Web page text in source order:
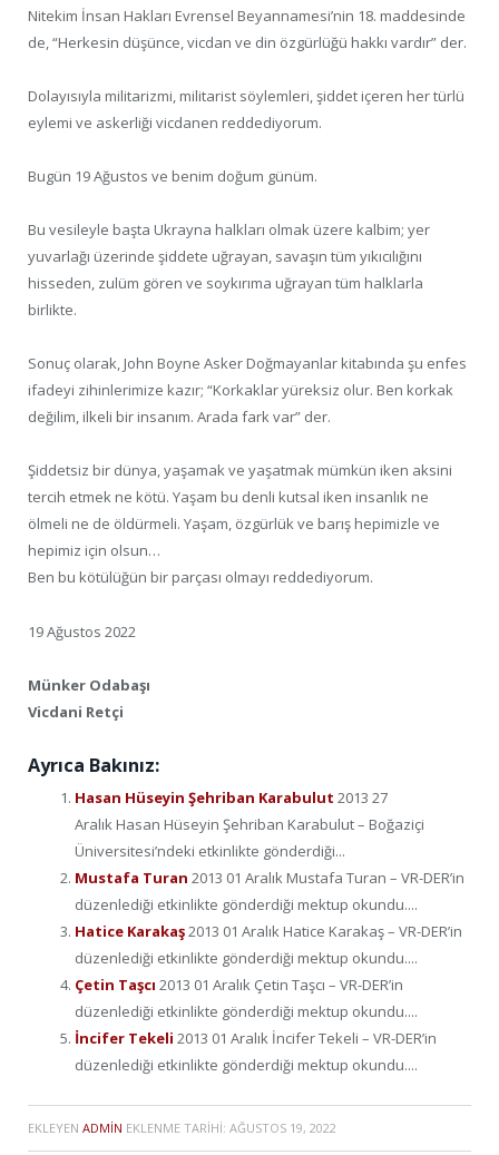
Nitekim İnsan Hakları Evrensel Beyannamesi’nin 18. maddesinde
de, “Herkesin düşünce, vicdan ve din özgürlüğü hakkı vardır” der.
Dolayısıyla militarizmi, militarist söylemleri, şiddet içeren her türlü
eylemi ve askerliği vicdanen reddediyorum.
Bugün 19 Ağustos ve benim doğum günüm.
Bu vesileyle başta Ukrayna halkları olmak üzere kalbim; yer
yuvarlağı üzerinde şiddete uğrayan, savaşın tüm yıkıcılığını
hisseden, zulüm gören ve soykırıma uğrayan tüm halklarla
birlikte.
Sonuç olarak, John Boyne Asker Doğmayanlar kitabında şu enfes
ifadeyi zihinlerimize kazır; “Korkaklar yüreksiz olur. Ben korkak
değilim, ilkeli bir insanım. Arada fark var” der.
Şiddetsiz bir dünya, yaşamak ve yaşatmak mümkün iken aksini
tercih etmek ne kötü. Yaşam bu denli kutsal iken insanlık ne
ölmeli ne de öldürmeli. Yaşam, özgürlük ve barış hepimizle ve
hepimiz için olsun…
Ben bu kötülüğün bir parçası olmayı reddediyorum.
19 Ağustos 2022
Münker Odabaşı
Vicdani Retçi
Ayrıca Bakınız:
Hasan Hüseyin Şehriban Karabulut 2013 27
Aralık Hasan Hüseyin Şehriban Karabulut – Boğaziçi
Üniversitesi’ndeki etkinlikte gönderdiği...
Mustafa Turan 2013 01 Aralık Mustafa Turan – VR-DER’in
düzenlediği etkinlikte gönderdiği mektup okundu....
Hatice Karakaş2013 01 Aralık Hatice Karakaş – VR-DER’in
düzenlediği etkinlikte gönderdiği mektup okundu....
Çetin Taşcı 2013 01 Aralık Çetin Taşcı – VR-DER’in
düzenlediği etkinlikte gönderdiği mektup okundu....
İncifer Tekeli 2013 01 Aralık İncifer Tekeli – VR-DER’in
düzenlediği etkinlikte gönderdiği mektup okundu....
EKLEYEN ADMIN EKLENME TARIHI: AĞUSTOS 19, 2022